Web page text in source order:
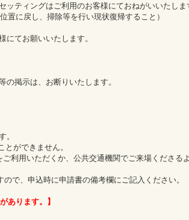
ッティングはご利用のお客様にておねがいいたしま
に戻し、掃除等を行い現状復帰すること）
てお願いいたします。
掲示は、お断りいたします。
。
ができません。
利用いただくか、公共交通機関でご来場くださる
で、申込時に申請書の備考欄にご記入ください。
あります。】